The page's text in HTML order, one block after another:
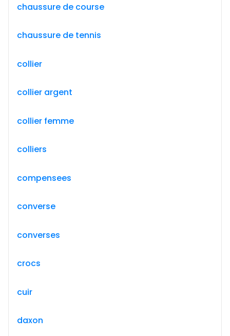
chaussure de course
chaussure de tennis
collier
collier argent
collier femme
colliers
compensees
converse
converses
crocs
cuir
daxon